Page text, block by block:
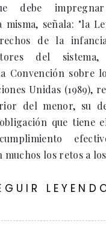
debe
señala: "la
de la
del
Convención sobre
Unidas (1989),
del menor, su
que tiene
muchos los retos a